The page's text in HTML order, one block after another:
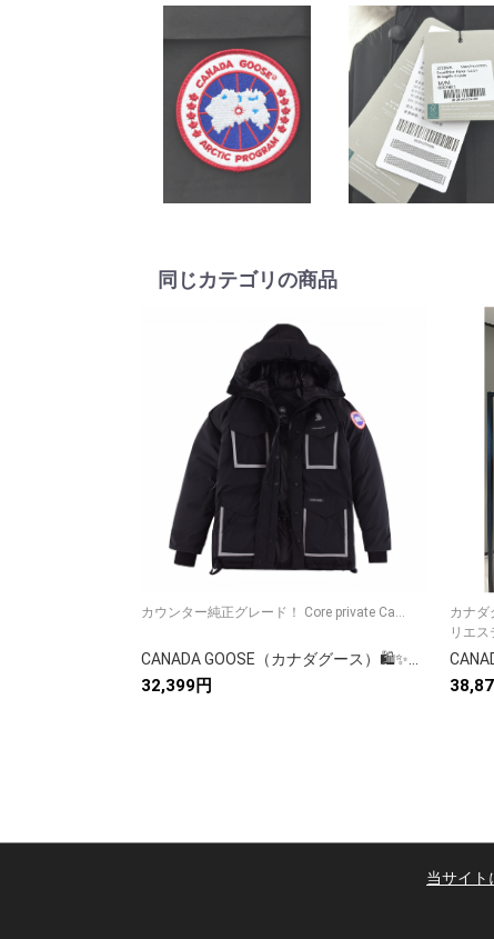
同じカテゴリの商品
カウンター純正グレード！ Core private Ca...
32,399円
カナダ
リエス
当サイト